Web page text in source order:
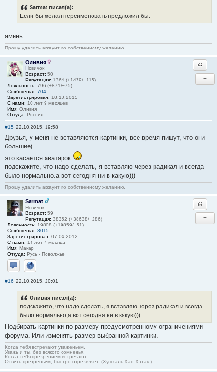
Sarmat писал(а):
Если-бы желал переименовать предложил-бы.
аминь.
Прошу удалить аккаунт по собственному желанию.
Оливия
Новичок
Возраст: 50
Репутация: 1364 (+1479/−115)
Лояльность: 796 (+871/−75)
Сообщения: 704
Зарегистрирован: 18.10.2015
С нами: 10 лет 9 месяцев
Имя: Оливия
Откуда: Россия
−
#15 22.10.2015, 19:58
Друзья, у меня не вставляются картинки, все время пишут, что они
большие)
это касается аватарок
подскажите, что надо сделать, я вставляю через радикал и всегда
было нормально,а вот сегодня ни в какую)))
Прошу удалить аккаунт по собственному желанию.
Sarmat
Новичок
Возраст: 59
Репутация: 38352 (+38638/−286)
Лояльность: 19808 (+19859/−51)
Сообщения: 8015
Зарегистрирован: 07.04.2012
С нами: 14 лет 4 месяца
Имя: Макар
Откуда: Русь - Поволжье
Отправить личное сообщение
Сайт
−
#16 22.10.2015, 20:01
Оливия писал(а):
подскажите, что надо сделать, я вставляю через радикал и всегда
было нормально,а вот сегодня ни в какую)))
Подбирать картинки по размеру предусмотренному ограничениями
форума. Или изменять размер выбранной картинки.
Когда тебя встречают уваженьем,
Уважь и ты, без всякого сомненья.
Когда тебя презрением встречают,
Ответь презреньем, быстро отрезвляет. (Хушхаль-Хан Хатак.)